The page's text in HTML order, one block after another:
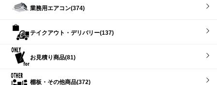
業務用エアコン(374)
テイクアウト・デリバリー(137)
お見積り商品(81)
棚板・その他商品(372)